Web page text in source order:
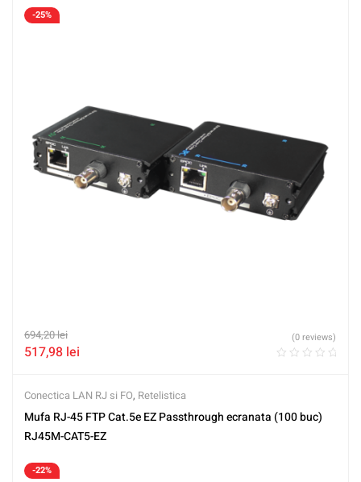
-25%
694,20lei
517,98 lei
(0 reviews)
Conectica LAN RJ si FO, Retelistica
Mufa RJ-45 FTP Cat.5e EZ Passthrough ecranata (100 buc)
RJ45M-CAT5-EZ
-22%